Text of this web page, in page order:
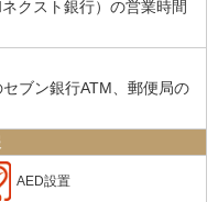
クスト銀行）の営業時間
ブン銀行ATM、郵便局の
AED設置